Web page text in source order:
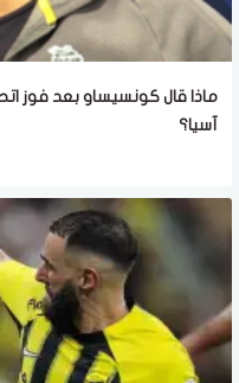
ماذا قال كونسيساو بعد فوز
آسيا؟